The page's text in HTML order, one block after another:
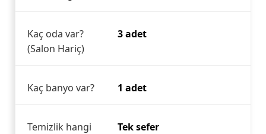
Kaç oda var?
(Salon Hariç)
3 adet
Kaç banyo var? 1 adet
Temizlik hangi
Tek sefer